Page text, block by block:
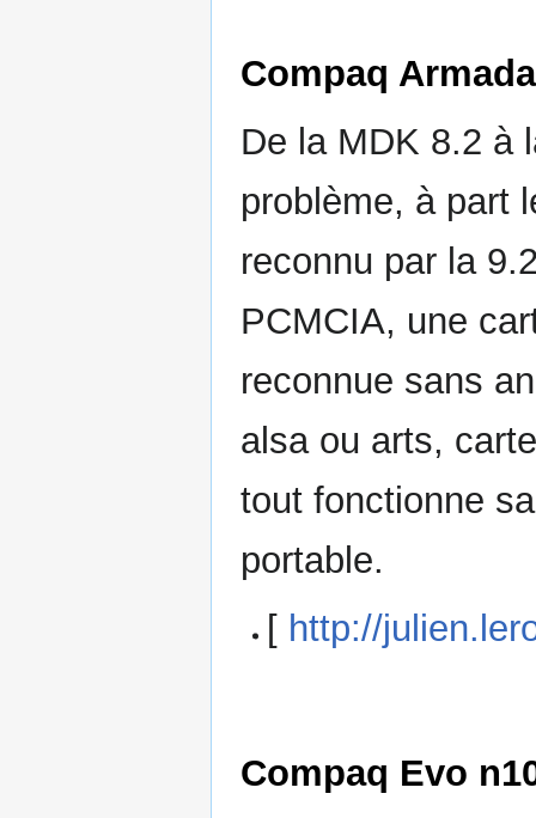
Compaq
De la MDK 8.2 à
problème, à part
reconnu par la
PCMCIA, une
reconnue sans
alsa ou arts,
tout fonctionne
portable.
[ http://
Compaq Evo